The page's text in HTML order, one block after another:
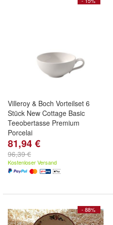
Villeroy & Boch Vorteilset 6
Stück New Cottage Basic
Teeobertasse Premium
Porcelai
81,94 €
96,39 €
Kostenloser Versand
- 88%